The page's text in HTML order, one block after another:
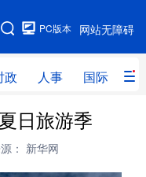
网站无障碍
PC版本
政 人事 国际 财
时政 人事
网评
日旅游季
： 新华网